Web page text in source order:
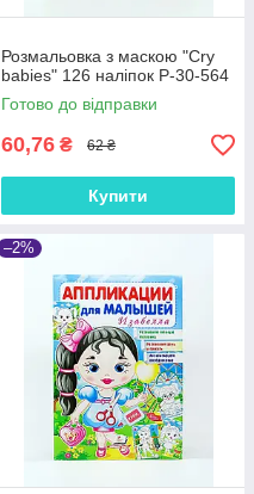
Розмальовка з маскою "Cry
babies" 126 наліпок P-30-564
Готово до відправки
60,76 ₴ 62 ₴
Купити
–2%